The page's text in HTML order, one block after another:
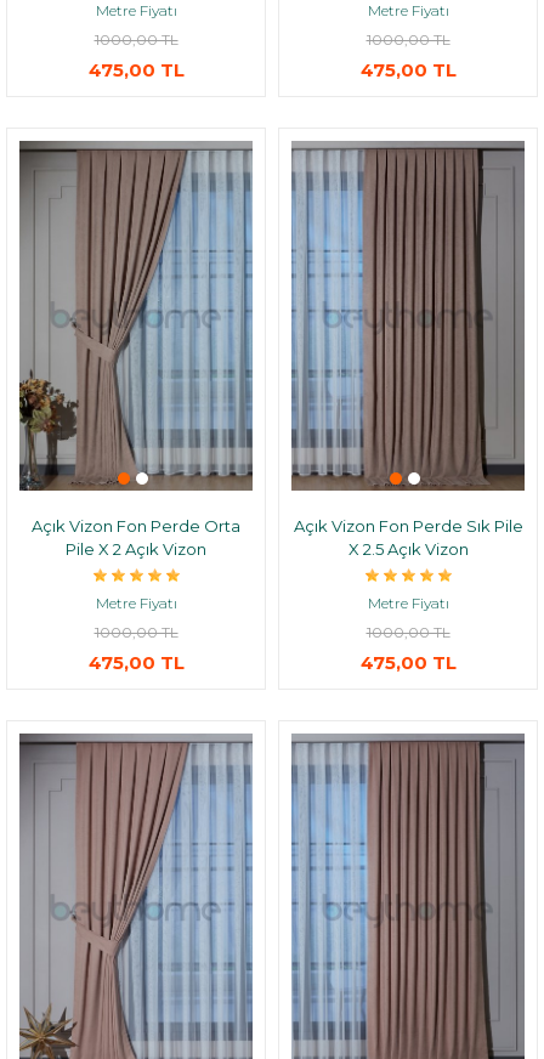
Metre Fiyatı
1000,00 TL
475,00 TL
Metre Fiyatı
1000,00 TL
475,00 TL
Açık Vizon Fon Perde Orta
Pile X 2 Açık Vizon
Metre Fiyatı
1000,00 TL
475,00 TL
Açık Vizon Fon Perde Sık Pile
X 2.5 Açık Vizon
Metre Fiyatı
1000,00 TL
475,00 TL